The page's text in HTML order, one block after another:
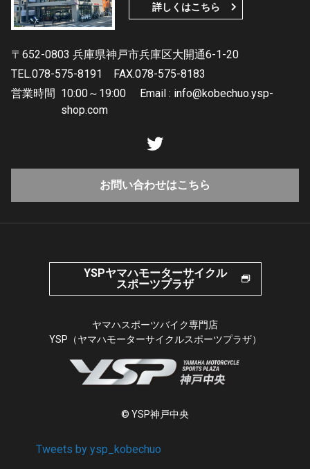
詳しくはこちら
〒652-0803 兵庫県神戸市兵庫区大開通6-1-20
TEL.078-575-8191
FAX.078-575-8183
営業時間 10:00～19:00 Email : info@kobechuo.ysp-
shop.com
お問い合わせはこちら
YSPヤマハモーターサイクル
スポーツプラザ
ヤマハスポーツバイク専門店
YSP（ヤマハモーターサイクルスポーツプラザ）
© YSP神戸中央
Tweets by ysp_kobechuo